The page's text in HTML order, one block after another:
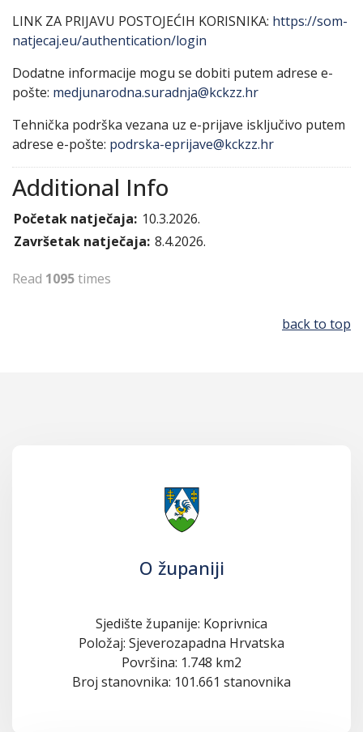
LINK ZA PRIJAVU POSTOJEĆIH KORISNIKA: https://som-
natjecaj.eu/authentication/login
Dodatne informacije mogu se dobiti putem adrese e-
pošte: medjunarodna.suradnja@kckzz.hr
Tehnička podrška vezana uz e-prijave isključivo putem
adrese e-pošte: podrska-eprijave@kckzz.hr
Additional Info
Početak natječaja: 10.3.2026.
Završetak natječaja: 8.4.2026.
Read 1095times
back to top
O županiji
Sjedište županije: Koprivnica
Položaj: Sjeverozapadna Hrvatska
Površina: 1.748 km2
Broj stanovnika: 101.661 stanovnika